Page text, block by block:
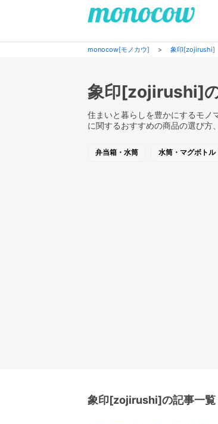
monocow[モノカウ] > 象印[zojirushi]
象印[zojirushi]
住まいと暮らしを豊かにするモ
に関するおすすめの商品の選び方
弁当箱・水筒 水筒・マグボトル
象印[zojirushi]の記事一覧